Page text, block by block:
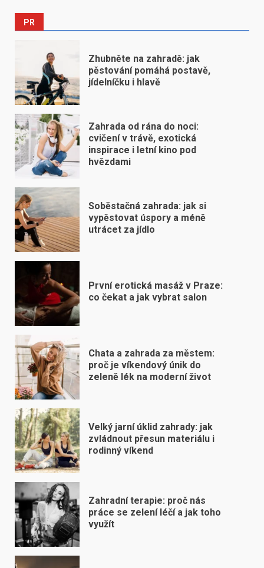
PR
Zhubněte na zahradě: jak
pěstování pomáhá postavě,
jídelníčku i hlavě
Zahrada od rána do noci:
cvičení v trávě, exotická
inspirace i letní kino pod
hvězdami
Soběstačná zahrada: jak si
vypěstovat úspory a méně
utrácet za jídlo
První erotická masáž v Praze:
co čekat a jak vybrat salon
Chata a zahrada za městem:
proč je víkendový únik do
zeleně lék na moderní život
Velký jarní úklid zahrady: jak
zvládnout přesun materiálu i
rodinný víkend
Zahradní terapie: proč nás
práce se zelení léčí a jak toho
využít